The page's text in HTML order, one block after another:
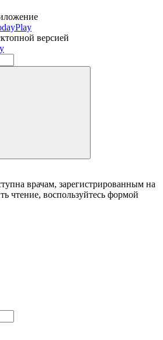
версией
врачам, зарегистрированным на
чтение, воспользуйтесь формой